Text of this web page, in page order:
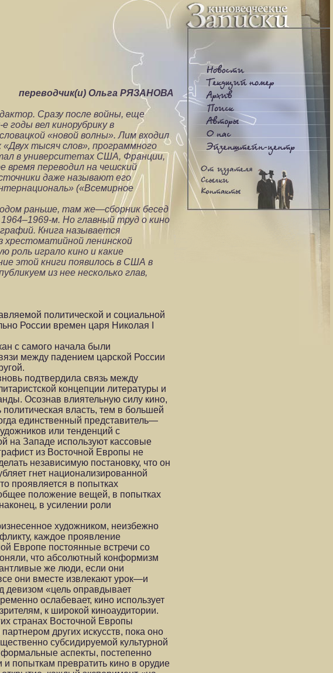
переводчик(и) Ольга РЯЗАНОВА
Сразу после войны, еще
годы вел кинорубрику в
«новой волны». Лим входил
тысяч слов», программного
в университетах США, Франции,
время переводил на чешский
даже называют его
(«Всемирное
раньше, там же—сборник бесед
м. Но главный труд о кино
Книга называется
хрестоматийной ленинской
роль играло кино и какие
этой книги появилось в США в
из нее несколько глав,
политической и социальной
России времен царя Николая I
с самого начала были
между падением царской России
подтвердила связь между
концепции литературы и
Осознав влиятельную силу кино,
власть, тем в большей
единственный представитель—
или тенденций с
на Западе используют кассовые
из Восточной Европы не
независимую постановку, что он
гнет национализированной
проявляется в попытках
положение вещей, в попытках
в усилении роли
художником, неизбежно
каждое проявление
Европе постоянные встречи со
что абсолютный конформизм
же люди, если они
они вместе извлекают урок—и
девизом «цель оправдывает
ослабевает, кино использует
к широкой киноаудитории.
странах Восточной Европы
других искусств, пока оно
субсидируемой культурной
формальные аспекты, постепенно
попыткам превратить кино в орудие